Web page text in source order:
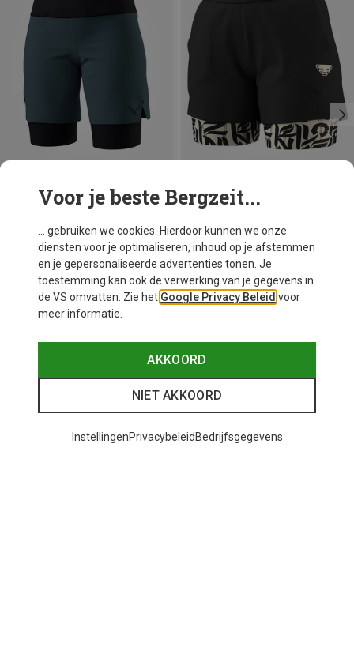
Maten
Dames Ultra 2/1 Korte broek
S M XL
Je bespaart 34%
Voor je beste Bergzeit...
... gebruiken we cookies. Hierdoor kunnen we onze
diensten voor je optimaliseren, inhoud op je afstemmen
en je gepersonaliseerde advertenties tonen. Je
toestemming kan ook de verwerking van je gegevens in
de VS omvatten. Zie het Google Privacy Beleid voor
meer informatie.
AKKOORD
NIET AKKOORD
InstellingenPrivacybeleid Bedrijfsgegevens